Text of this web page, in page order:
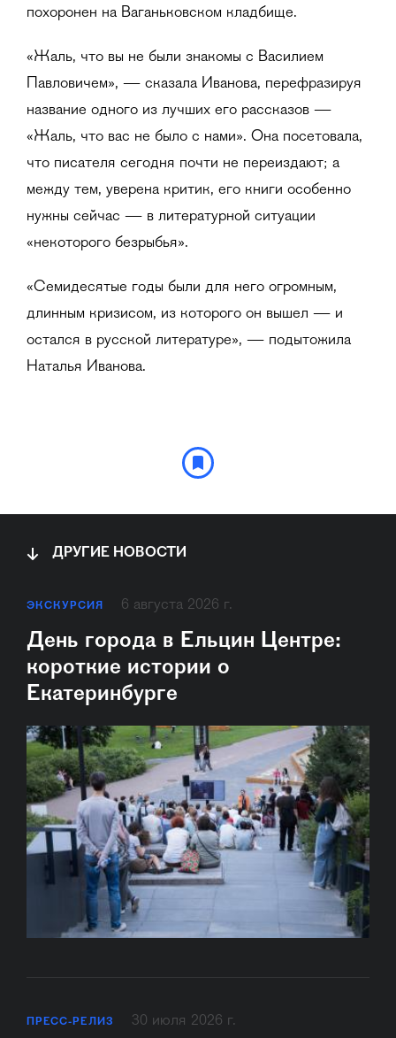
похоронен на Ваганьковском кладбище.
«Жаль, что вы не были знакомы с Василием
Павловичем», — сказала Иванова, перефразируя
название одного из лучших его рассказов —
«Жаль, что вас не было с нами». Она посетовала,
что писателя сегодня почти не переиздают; а
между тем, уверена критик, его книги особенно
нужны сейчас — в литературной ситуации
«некоторого безрыбья».
«Семидесятые годы были для него огромным,
длинным кризисом, из которого он вышел — и
остался в русской литературе», — подытожила
Наталья Иванова.
ДРУГИЕ НОВОСТИ
ЭКСКУРСИЯ 6 августа 2026 г.
День города в Ельцин Центре:
короткие истории о
Екатеринбурге
ПРЕСС-РЕЛИЗ 30 июля 2026 г.